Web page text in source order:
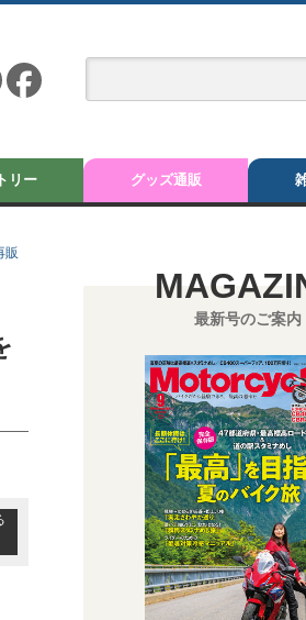
リー グッズ通販
販
最新号のご案内